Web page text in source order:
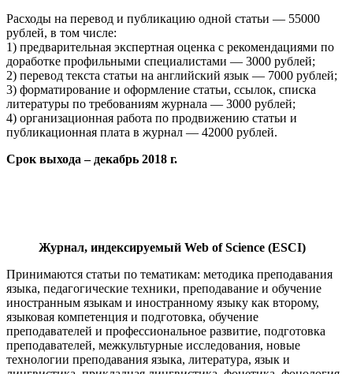
Расходы на перевод и публикацию одной статьи — 55000
рублей, в том числе:
1) предварительная экспертная оценка с рекомендациями по
доработке профильными специалистами — 3000 рублей;
2) перевод текста статьи на английский язык — 7000 рублей;
3) форматирование и оформление статьи, ссылок, списка
литературы по требованиям журнала — 3000 рублей;
4) организационная работа по продвижению статьи и
публикационная плата в журнал — 42000 рублей.
Срок выхода – декабрь 2018 г.
Журнал, индексируемый Web of Science (ESCI)
Принимаются статьи по тематикам: методика преподавания
языка, педагогические техники, преподавание и обучение
иностранным языкам и иностранному языку как второму,
языковая компетенция и подготовка, обучение
преподавателей и профессиональное развитие, подготовка
преподавателей, межкультурные исследования, новые
технологии преподавания языка, литература, язык и